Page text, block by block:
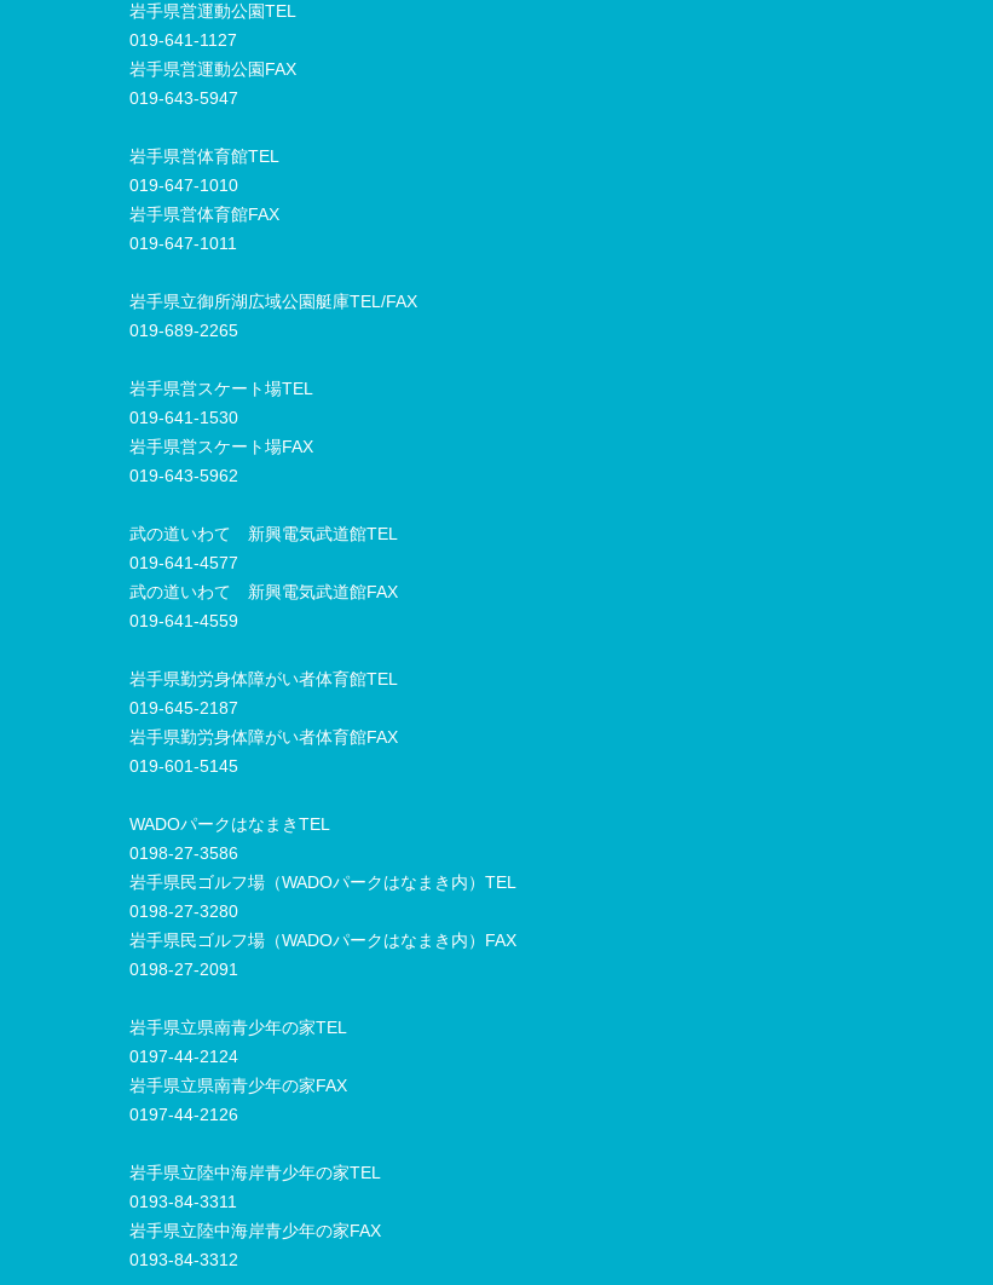
岩手県営運動公園TEL
019-641-1127
岩手県営運動公園FAX
019-643-5947
岩手県営体育館TEL
019-647-1010
岩手県営体育館FAX
019-647-1011
岩手県立御所湖広域公園艇庫TEL/FAX
019-689-2265
岩手県営スケート場TEL
019-641-1530
岩手県営スケート場FAX
019-643-5962
武の道いわて 新興電気武道館TEL
019-641-4577
武の道いわて 新興電気武道館FAX
019-641-4559
岩手県勤労身体障がい者体育館TEL
019-645-2187
岩手県勤労身体障がい者体育館FAX
019-601-5145
WADOパークはなまきTEL
0198-27-3586
岩手県民ゴルフ場（WADOパークはなまき内）TEL
0198-27-3280
岩手県民ゴルフ場（WADOパークはなまき内）FAX
0198-27-2091
岩手県立県南青少年の家TEL
0197-44-2124
岩手県立県南青少年の家FAX
0197-44-2126
岩手県立陸中海岸青少年の家TEL
0193-84-3311
岩手県立陸中海岸青少年の家FAX
0193-84-3312